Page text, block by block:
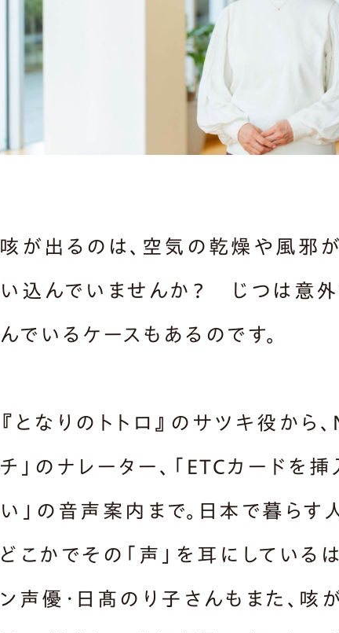
咳が出るのは、空気の乾燥や風邪
い込んでいませんか？ じつは意
んでいるケースもあるのです。
『となりのトトロ』のサツキ役から
チ」のナレーター、「ETCカードを挿
い」の音声案内まで。日本で暮らす
どこかでその「声」を耳にしている
ン声優・日髙のり子さんもまた、咳